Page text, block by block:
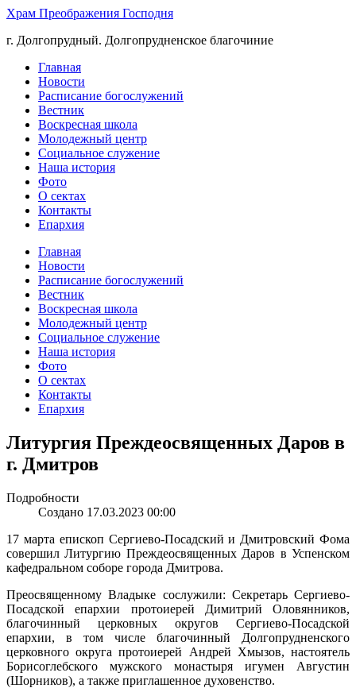
Храм Преображения Господня
г. Долгопрудный. Долгопрудненское благочиние
Главная
Новости
Расписание богослужений
Вестник
Воскресная школа
Молодежный центр
Социальное служение
Наша история
Фото
О сектах
Контакты
Епархия
Главная
Новости
Расписание богослужений
Вестник
Воскресная школа
Молодежный центр
Социальное служение
Наша история
Фото
О сектах
Контакты
Епархия
Литургия Преждеосвященных Даров в
г. Дмитров
Подробности
Создано 17.03.2023 00:00
17 марта епископ Сергиево-Посадский и Дмитровский Фома
совершил Литургию Преждеосвященных Даров в Успенском
кафедральном соборе города Дмитрова.
Преосвященному Владыке сослужили: Секретарь Сергиево-
Посадской епархии протоиерей Димитрий Оловянников,
благочинный церковных округов Сергиево-Посадской
епархии, в том числе благочинный Долгопрудненского
церковного округа протоиерей Андрей Хмызов, настоятель
Борисоглебского мужского монастыря игумен Августин
(Шорников), а также приглашенное духовенство.